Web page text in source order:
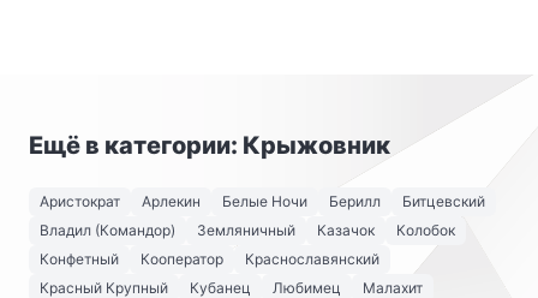
Ещё в категории: Крыжовник
Аристократ Арлекин Белые Ночи Берилл
Битцевский
Владил (Командор)
Земляничный Казачок
Колобок
Конфетный
Кооператор
Краснославянский
Красный Крупный
Кубанец Любимец
Малахит